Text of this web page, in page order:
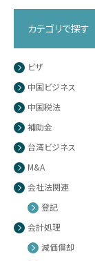
カテゴリで探す
ビザ
中国ビジネス
中国税法
補助金
台湾ビジネス
M&A
会社法関連
登記
会計処理
減価償却